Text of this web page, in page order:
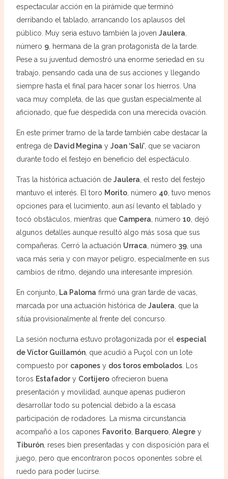
espectacular acción en la pirámide que terminó
derribando el tablado, arrancando los aplausos del
público. Muy seria estuvo también la joven Jaulera
número 9, hermana de la gran protagonista de la tarde.
Pese a su juventud demostró una enorme seriedad en su
trabajo, pensando cada una de sus acciones y llegando
siempre hasta el final para hacer sonar los hierros. Una
vaca muy completa, de las que gustan especialmente al
aficionado, que fue despedida con una merecida ovación.
En este primer tramo de la tarde también cabe destacar la
entrega de David Megina y Joan ‘Salí’, que se vaciaron
durante todo el festejo en beneficio del espectáculo.
Tras la histórica actuación de Jaulera , el resto del festejo
mantuvo el interés. El toro Morito, número 40 , tuvo menos
opciones para el lucimiento, aun así levanto el tablado y
tocó obstáculos, mientras que Campera , número 10 , dejó
algunos detalles aunque resultó algo más sosa que sus
compañeras. Cerró la actuación Urraca , número 39, una
vaca más seria y con mayor peligro, especialmente en sus
cambios de ritmo, dejando una interesante impresión.
En conjunto, La Paloma firmó una gran tarde de vacas,
marcada por una actuación histórica de Jaulera , que la
sitúa provisionalmente al frente del concurso.
La sesión nocturna estuvo protagonizada por el especial
de Víctor Guillamón, que acudió a Puçol con un lote
compuesto por caponesy dos toros embolados. Los
toros Estafadory Cortijeroofrecieron buena
presentación y movilidad, aunque apenas pudieron
desarrollar todo su potencial debido a la escasa
participación de rodadores. La misma circunstancia
acompañó a los capones Favorito, Barquero, Alegrey
Tiburón, reses bien presentadas y con disposición para el
juego, pero que encontraron pocos oponentes sobre el
ruedo para poder lucirse.